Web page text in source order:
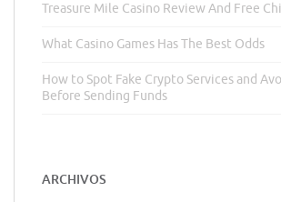
Treasure Mile Casino Review And Free
What Casino Games Has The Best Odds
How to Spot Fake Crypto Services and
Before Sending Funds
ARCHIVOS